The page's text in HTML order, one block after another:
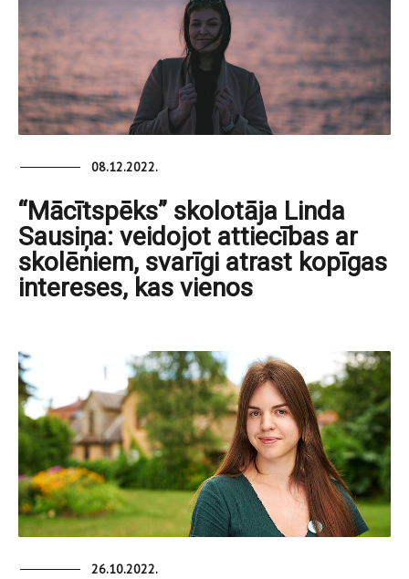
08.12.2022.
“Mācītspēks” skolotāja Linda
Sausiņa: veidojot attiecības ar
skolēniem, svarīgi atrast kopīgas
intereses, kas vienos
26.10.2022.